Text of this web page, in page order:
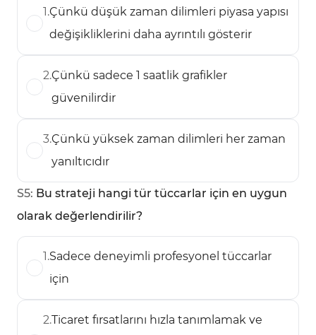
1.Çünkü düşük zaman dilimleri piyasa yapısı
değişikliklerini daha ayrıntılı gösterir
2.Çünkü sadece 1 saatlik grafikler
güvenilirdir
3.Çünkü yüksek zaman dilimleri her zaman
yanıltıcıdır
S5: Bu strateji hangi tür tüccarlar için en uygun
olarak değerlendirilir?
1.Sadece deneyimli profesyonel tüccarlar
için
2.Ticaret fırsatlarını hızla tanımlamak ve